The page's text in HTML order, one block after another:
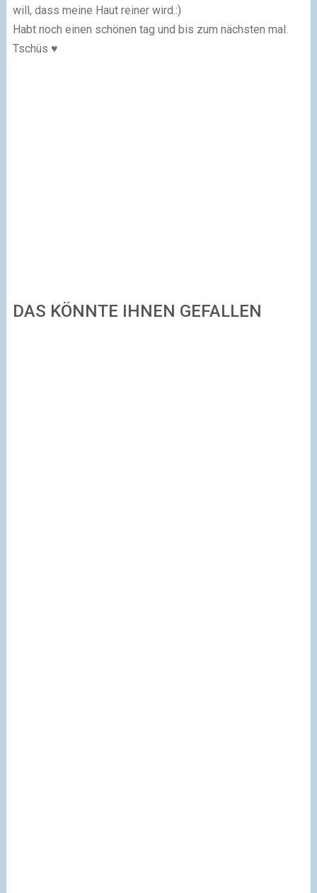
will, dass meine Haut reiner wird.:)
Habt noch einen schönen tag und bis zum nächsten mal.
Tschüs ♥
DAS KÖNNTE IHNEN GEFALLEN